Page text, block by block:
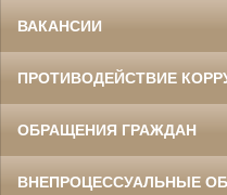
ВАКАНСИИ
ПРОТИВОДЕЙСТВИЕ
ОБРАЩЕНИЯ ГРАЖДАН
ВНЕПРОЦЕССУАЛЬНЫЕ